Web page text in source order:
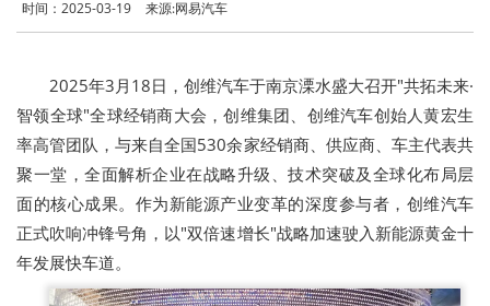
时间：2025-03-19 来源:网易汽车
2025年3月18日，创维汽车于南京溧水盛大召开"共拓未来·
智领全球"全球经销商大会，创维集团、创维汽车创始人黄宏生
率高管团队，与来自全国530余家经销商、供应商、车主代表共
聚一堂，全面解析企业在战略升级、技术突破及全球化布局层
面的核心成果。作为新能源产业变革的深度参与者，创维汽车
正式吹响冲锋号角，以"双倍速增长"战略加速驶入新能源黄金十
年发展快车道。